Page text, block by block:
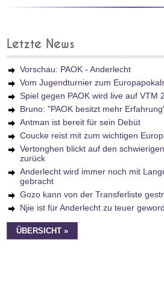
Letzte News
Vorschau: PAOK - Anderlecht
Vom Jugendturnier zum
Spiel gegen PAOK wird live auf VTM
Bruno: "PAOK besitzt mehr
Antman ist bereit für sein Debüt
Coucke reist mit zum wichtigen
Vertonghen blickt auf den
zurück
Anderlecht wird immer noch mit
gebracht
Gozo kann von der Transferliste
Njie ist für Anderlecht zu teuer
ÜBERSICHT »